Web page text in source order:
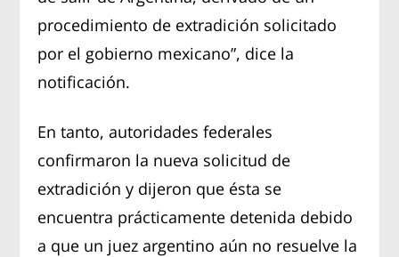
procedimiento de extradición solicitado
por el gobierno mexicano”, dice la
notificación.
En tanto, autoridades federales
confirmaron la nueva solicitud de
extradición y dijeron que ésta se
encuentra prácticamente detenida debido
a que un juez argentino aún no resuelve la